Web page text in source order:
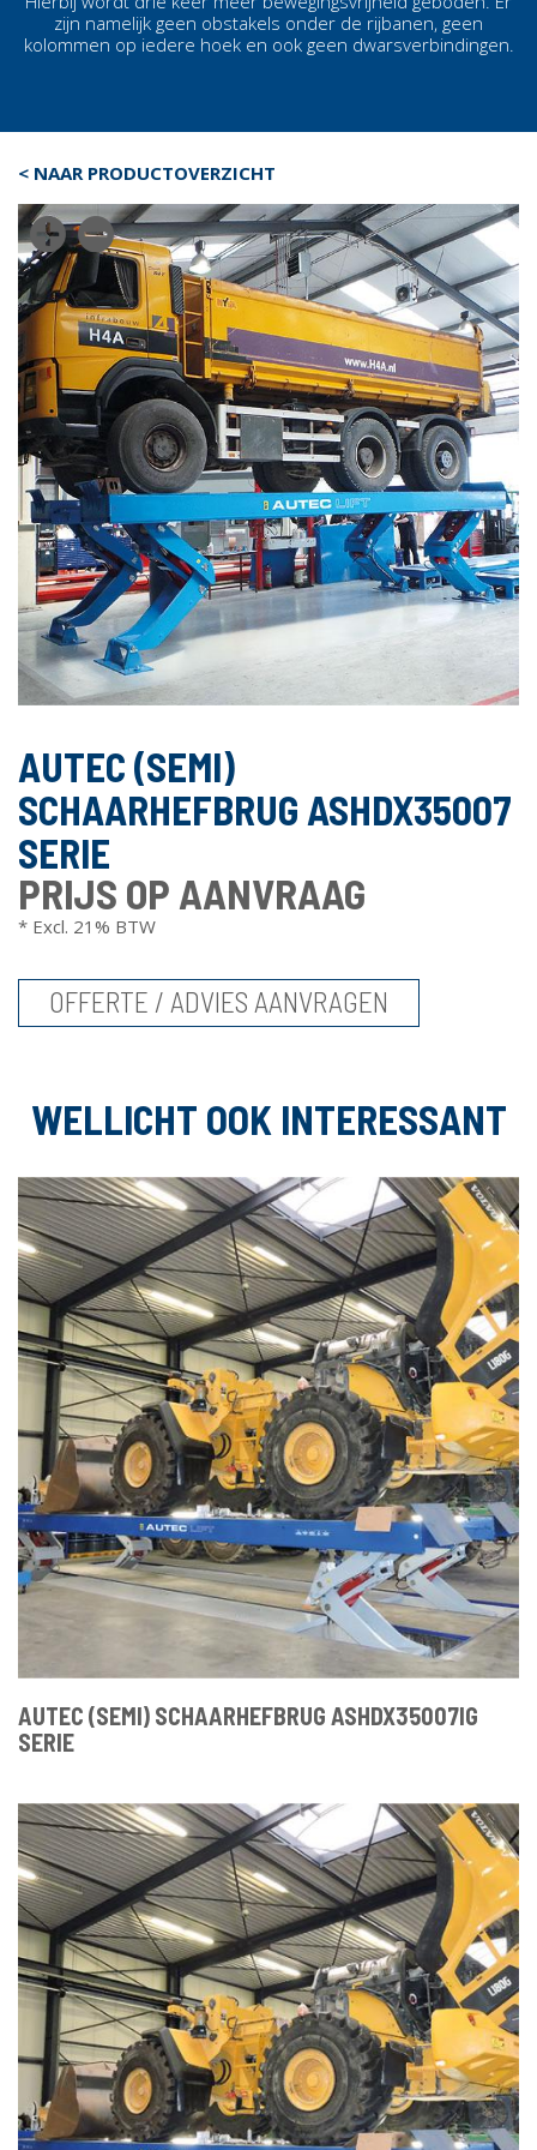
zijn namelijk geen obstakels onder de rijbanen, geen
kolommen op iedere hoek en ook geen dwarsverbindingen.
< NAAR PRODUCTOVERZICHT
AUTEC (SEMI)
SCHAARHEFBRUG ASHDX35007
SERIE
PRIJS OP AANVRAAG
* Excl. 21% BTW
OFFERTE / ADVIES AANVRAGEN
WELLICHT OOK INTERESSANT
AUTEC (SEMI) SCHAARHEFBRUG ASHDX35007IG
SERIE